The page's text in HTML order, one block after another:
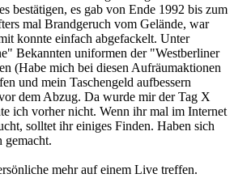
bestätigen, es gab von Ende 1992 bis zum
mal Brandgeruch vom Gelände, war
konnte einfach abgefackelt. Unter
Bekannten uniformen der "Westberliner
(Habe mich bei diesen Aufräumaktionen
und mein Taschengeld aufbessern
dem Abzug. Da wurde mir der Tag X
ich vorher nicht. Wenn ihr mal im Internet
solltet ihr einiges Finden. Haben sich
gemacht.
mehr auf einem Live treffen.